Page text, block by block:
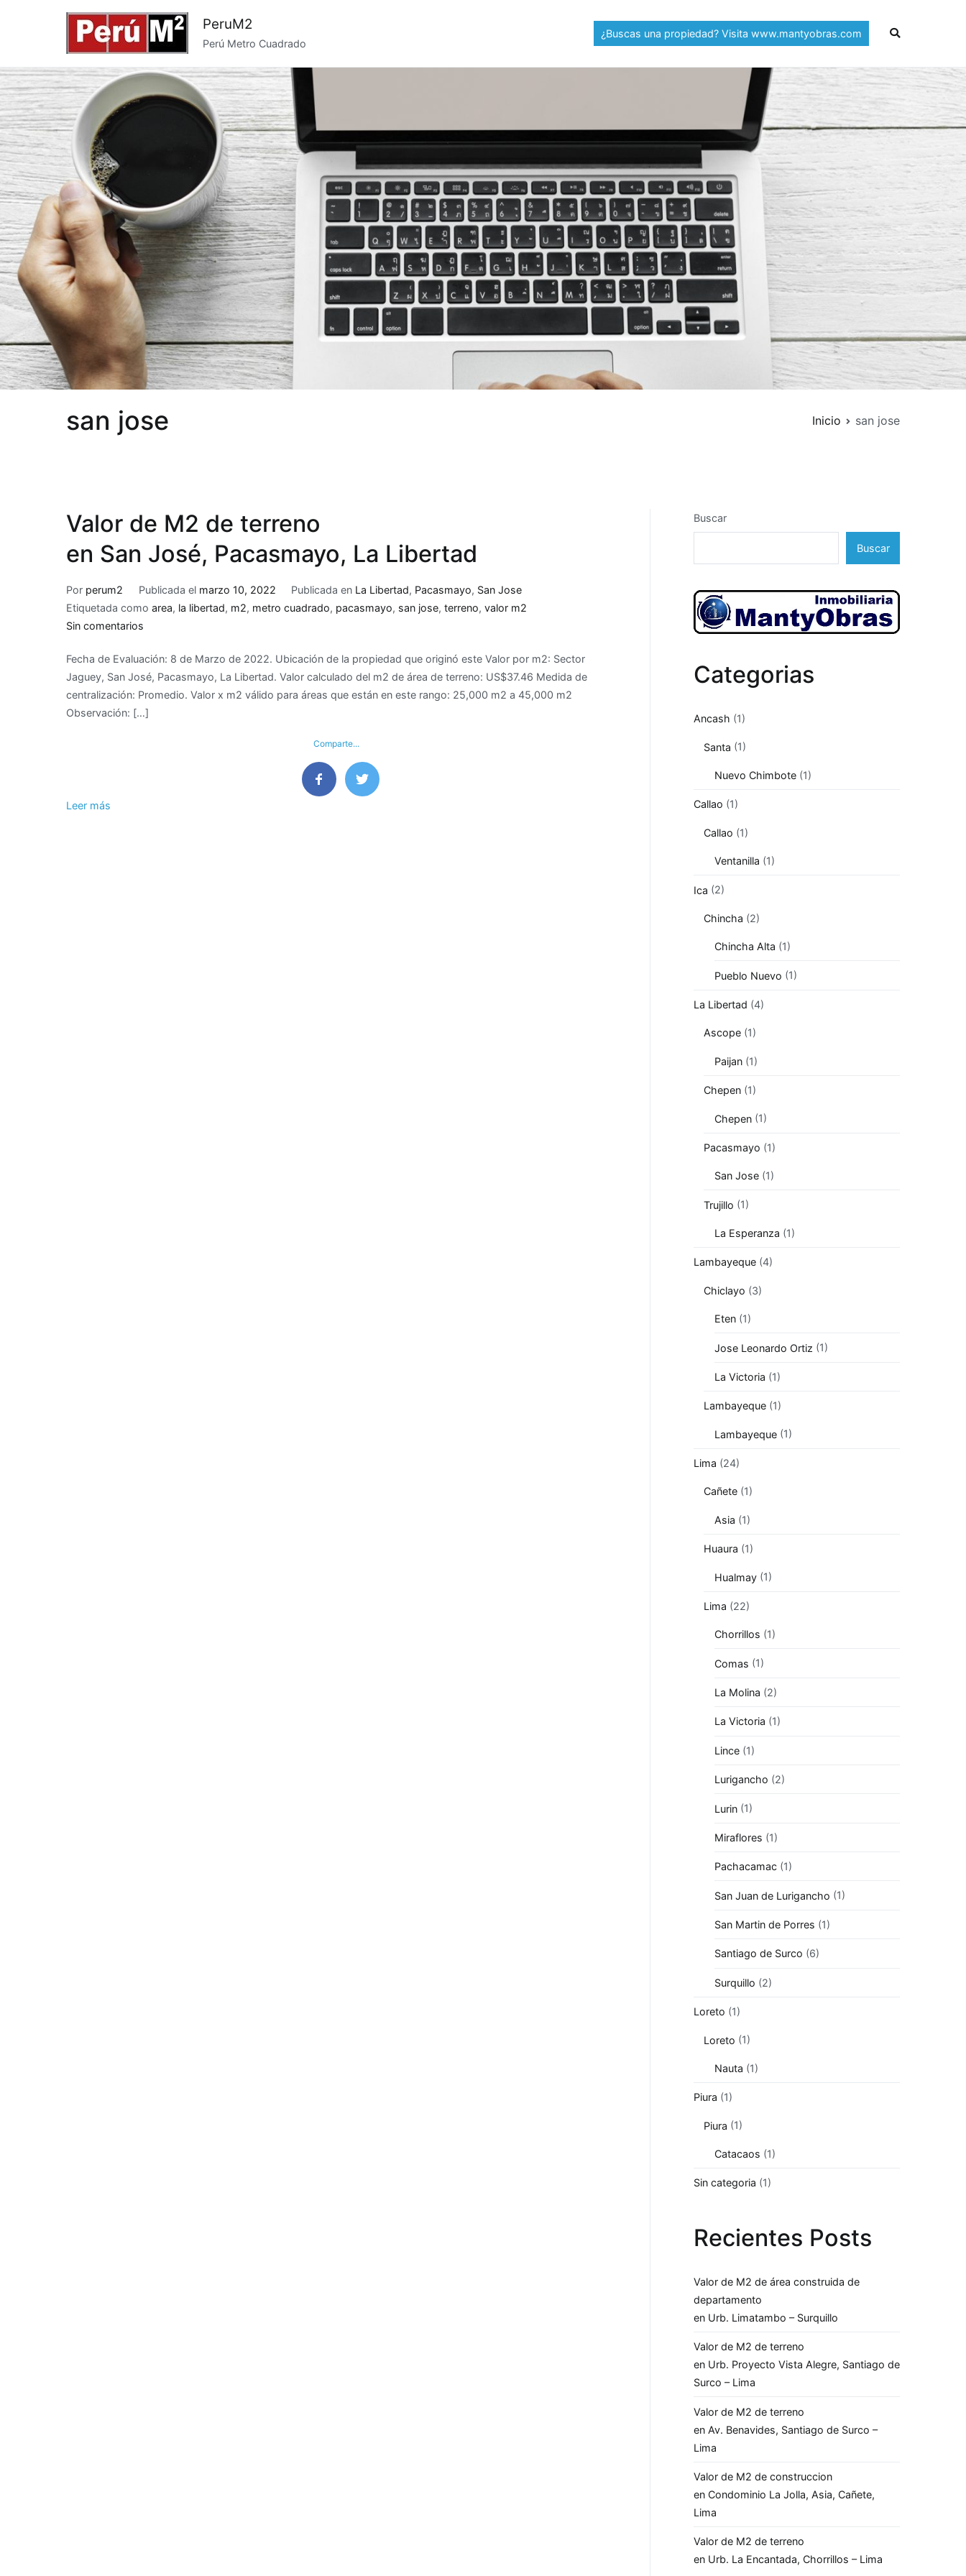
PeruM2
Perú Metro Cuadrado
¿Buscas una propiedad? Visita www.mantyobras.com
san jose Inicio san jose
Valor de M2 de terreno
en San José, Pacasmayo, La Libertad
Por perum2 Publicada el marzo 10, 2022 Publicada en La Libertad, Pacasmayo, San Jose
Etiquetada como area, la libertad, m2, metro cuadrado, pacasmayo, san jose, terreno, valor m2
Sin comentarios
de
M2
de
terreno
Fecha de Evaluación: 8 de Marzo de 2022. Ubicación de la propiedad que originó este Valor por m2: Sector
Jaguey, San José, Pacasmayo, La Libertad. Valor calculado del m2 de área de terreno: US$37.46 Medida de
centralización: Promedio. Valor x m2 válido para áreas que están en este rango: 25,000 m2 a 45,000 m2
Observación: […]
Comparte...
Leer más
Buscar
Buscar
Categorias
Ancash (1)
Santa (1)
Nuevo Chimbote(1)
Callao (1)
Callao (1)
Ventanilla (1)
Ica (2)
Chincha (2)
Chincha Alta (1)
Pueblo Nuevo (1)
La Libertad (4)
Ascope (1)
Paijan(1)
Chepen (1)
Chepen(1)
Pacasmayo (1)
San Jose(1)
Trujillo (1)
La Esperanza (1)
Lambayeque (4)
Chiclayo (3)
Eten(1)
Jose Leonardo Ortiz (1)
La Victoria (1)
Lambayeque (1)
Lambayeque(1)
Lima (24)
Cañete (1)
Asia (1)
Huaura (1)
Hualmay(1)
Lima (22)
Chorrillos (1)
Comas (1)
La Molina (2)
La Victoria (1)
Lince(1)
Lurigancho (2)
Lurin(1)
Miraflores (1)
Pachacamac(1)
San Juan de Lurigancho (1)
San Martin de Porres (1)
Santiago de Surco (6)
Surquillo (2)
Loreto (1)
Loreto (1)
Nauta (1)
Piura (1)
Piura (1)
Catacaos (1)
Sin categoria (1)
Recientes Posts
Valor de M2 de área construida de
departamento
en Urb. Limatambo – Surquillo
Valor de M2 de terreno
en Urb. Proyecto Vista Alegre, Santiago de
Surco – Lima
Valor de M2 de terreno
en Av. Benavides, Santiago de Surco –
Lima
Valor de M2 de construccion
en Condominio La Jolla, Asia, Cañete,
Lima
Valor de M2 de terreno
en Urb. La Encantada, Chorrillos – Lima